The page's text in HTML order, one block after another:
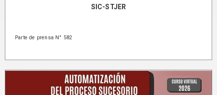
SIC-STJER
Parte de prensa N° 582